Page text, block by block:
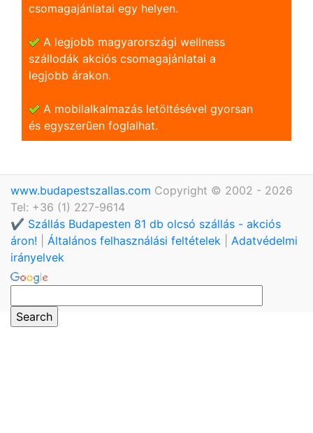
csomagajánlatai egy helyen.
A legjobb magyarországi wellness
szállodák akciós csomagajánlatai a
legjobb árakon.
A mobilalkalmazás letöltésével gyorsan
és egyszerũen foglalhat.
www.budapestszallas.com Copyright © 2002 - 2026
Tel: +36 (1) 227-9614
✔️ Szállás Budapesten 81 db olcsó szállás - akciós
áron!
Általános felhasználási feltételek
Adatvédelmi
irányelvek